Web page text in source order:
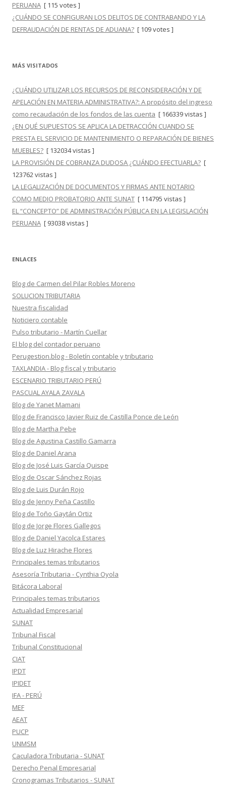
PERUANA [ 115 votes ]
¿CUÁNDO SE CONFIGURAN LOS DELITOS DE CONTRABANDO Y LA
DEFRAUDACIÓN DE RENTAS DE ADUANA? [ 109 votes ]
MÁS VISITADOS
¿CUÁNDO UTILIZAR LOS RECURSOS DE RECONSIDERACIÓN Y DE
APELACIÓN EN MATERIA ADMINISTRATIVA?: A propósito del ingreso
como recaudación de los fondos de las cuenta [ 166339 vistas ]
¿EN QUÉ SUPUESTOS SE APLICA LA DETRACCIÓN CUANDO SE
PRESTA EL SERVICIO DE MANTENIMIENTO O REPARACIÓN DE BIENES
MUEBLES? [ 132034 vistas ]
LA PROVISIÓN DE COBRANZA DUDOSA ¿CUÁNDO EFECTUARLA? [
123762 vistas ]
LA LEGALIZACIÓN DE DOCUMENTOS Y FIRMAS ANTE NOTARIO
COMO MEDIO PROBATORIO ANTE SUNAT [ 114795 vistas ]
EL “CONCEPTO” DE ADMINISTRACIÓN PÚBLICA EN LA LEGISLACIÓN
PERUANA [ 93038 vistas ]
ENLACES
Blog de Carmen del Pilar Robles Moreno
SOLUCION TRIBUTARIA
Nuestra fiscalidad
Noticiero contable
Pulso tributario - Martín Cuellar
El blog del contador peruano
Perugestion.blog - Boletín contable y tributario
TAXLANDIA - Blog fiscal y tributario
ESCENARIO TRIBUTARIO PERÚ
PASCUAL AYALA ZAVALA
Blog de Yanet Mamani
Blog de Francisco Javier Ruiz de Castilla Ponce de León
Blog de Martha Pebe
Blog de Agustina Castillo Gamarra
Blog de Daniel Arana
Blog de José Luis García Quispe
Blog de Oscar Sánchez Rojas
Blog de Luis Durán Rojo
Blog de Jenny Peña Castillo
Blog de Toño Gaytán Ortiz
Blog de Jorge Flores Gallegos
Blog de Daniel Yacolca Estares
Blog de Luz Hirache Flores
Principales temas tributarios
Asesoría Tributaria - Cynthia Oyola
Bitácora Laboral
Principales temas tributarios
Actualidad Empresarial
SUNAT
Tribunal Fiscal
Tribunal Constitucional
CIAT
IPDT
IPIDET
IFA - PERÚ
MEF
AEAT
PUCP
UNMSM
Caculadora Tributaria - SUNAT
Derecho Penal Empresarial
Cronogramas Tributarios - SUNAT